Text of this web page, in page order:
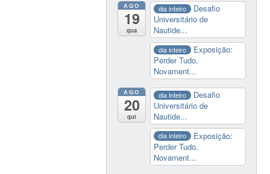
AGO
19
qua
dia inteiro
Desafio
Universitário de
Nautide...
dia inteiro
Exposição:
Perder Tudo.
Novament...
AGO
20
qui
dia inteiro
Desafio
Universitário de
Nautide...
dia inteiro
Exposição:
Perder Tudo.
Novament...